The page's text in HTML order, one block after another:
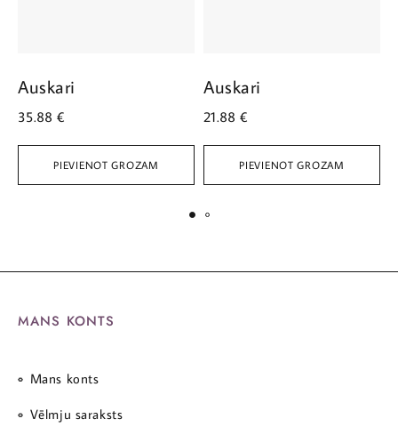
PIEVIENOT GROZAM
Auskari
35.88 €
PIEVIENOT GROZAM
Auskari
21.88 €
MANS KONTS
Mans konts
Vēlmju saraksts